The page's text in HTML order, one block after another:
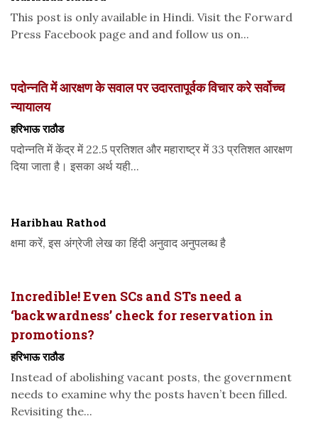
This post is only available in Hindi. Visit the Forward
Press Facebook page and and follow us on...
पदोन्नति में आरक्षण के सवाल पर उदारतापूर्वक विचार करे सर्वोच्च
न्यायालय
हरिभाऊ राठौड
पदोन्नति में केंद्र में 22.5 प्रतिशत और महाराष्ट्र में 33 प्रतिशत आरक्षण
दिया जाता है। इसका अर्थ यही...
Haribhau Rathod
क्षमा करें, इस अंग्रेजी लेख का हिंदी अनुवाद अनुपलब्ध है
Incredible! Even SCs and STs need a
‘backwardness’ check for reservation in
promotions?
हरिभाऊ राठौड
Instead of abolishing vacant posts, the government
needs to examine why the posts haven’t been filled.
Revisiting the...